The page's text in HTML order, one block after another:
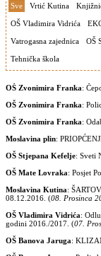
Sve Vrtić Kutina
OŠ Vladimira Vidrića
Vatrogasna zajednica OŠ
Tehnička škola
OŠ Zvonimira Franka:
OŠ Zvonimira Franka:
OŠ Zvonimira Franka:
Moslavina plin:
OŠ Stjepana Kefelje: Sveti
OŠ Mate Lovraka: Posjet
Moslavina Kutina:
08.12.2016. (08. Prosinca
OŠ Vladimira Vidrića:
godini 2016./2017. (07.
OŠ Banova Jaruga: